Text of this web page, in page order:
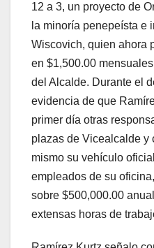
12 a 3, un proyecto de
la minoría penepeísta e
Wiscovich, quien ahora
en $1,500.00
del Alcalde. Durante el
evidencia de que
primer día otras
plazas de Vicealcalde y
mismo su vehículo
empleados de su
sobre $500,000.00
extensas horas de